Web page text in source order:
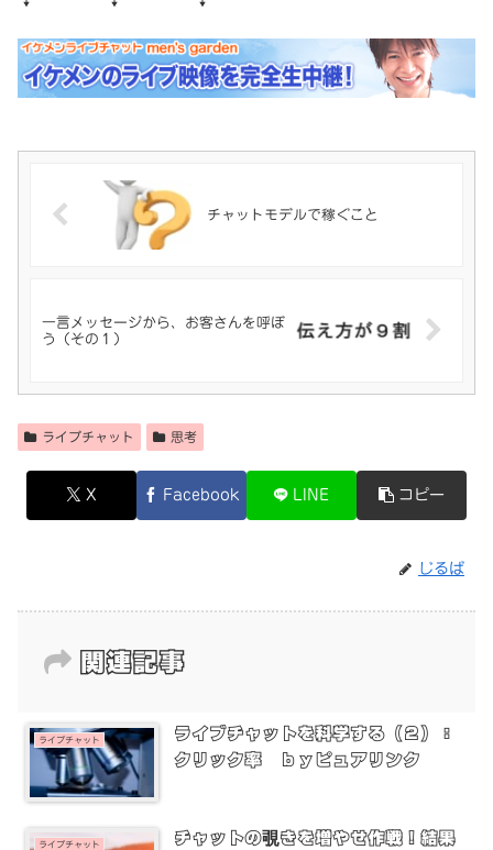
チャットモデルで稼ぐこと
一言メッセージから、お客さんを呼ぼ
う（その１）
ライブチャット 思考
X Facebook LINE コピー
じるば
関連記事
ライブチャット
ライブチャットを科学する（２）：
クリック率 ｂｙピュアリンク
ライブチャット
チャットの覗きを増やせ作戦！結果